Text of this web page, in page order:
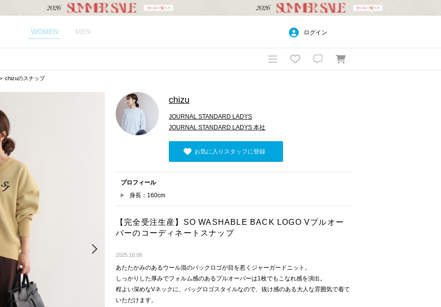
WOMEN MEN ログイン
chizuのスナップ
chizu
JOURNAL STANDARD LADYS
JOURNAL STANDARD LADYS 本社
お気に入りスタッフに登録
プロフィール
身長：160cm
【完全受注生産】SO WASHABLE BACK LOGO Vプルオー
バーのコーディネートスナップ
2025.10.06
あたたかみのあるウール混のバックロゴが目を惹くジャーガードニット。
しっかりした厚みでフォルム感のあるプルオーバーは1枚でもこなれ感を演出。
程よい深めなVネックに、バッグロゴスタイルなので、抜け感のある大人な雰囲気で着て
いただけます。